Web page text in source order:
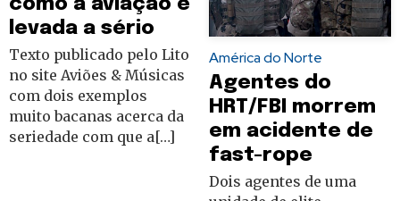
levada a sério
Texto publicado pelo Lito
no site Aviões & Músicas
com dois exemplos
muito bacanas acerca da
seriedade com que a[…]
América do Norte
Agentes do
HRT/FBI morrem
em acidente de
fast-rope
Dois agentes de uma